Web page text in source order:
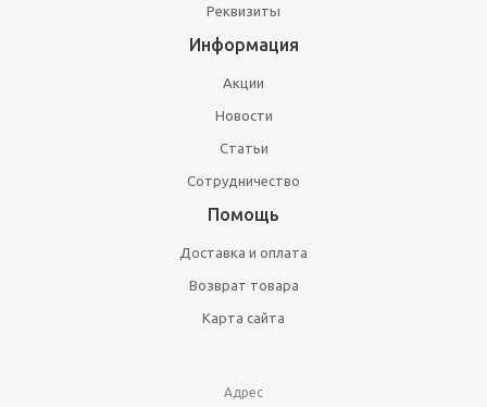
Реквизиты
Информация
Акции
Новости
Статьи
Сотрудничество
Помощь
Доставка и оплата
Возврат товара
Карта сайта
Адрес